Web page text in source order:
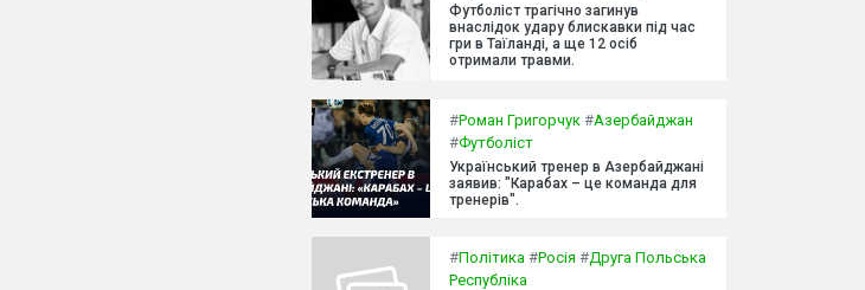
Футболіст трагічно загинув
внаслідок удару блискавки під час
гри в Таїланді, а ще 12 осіб
отримали травми.
#Роман Григорчук #Азербайджан
#Футболіст
Український тренер в Азербайджані
заявив: "Карабах – це команда для
тренерів".
#Політика #Росія #Друга Польська
Республіка